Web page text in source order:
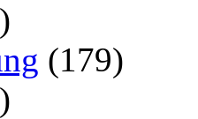
(179)